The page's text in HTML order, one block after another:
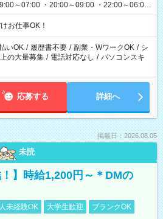
～07:00 ・20:00～09:00 ・22:00～06:00
お仕事OK！
いOK / 履歴書不要 / 副業・WワークOK / シ
の大量募集 / 電話対応なし / パソコンスキ
応募する 詳細へ
掲載日：2026.08.05
未読
！】時給1,200円～＊DMの
未経験OK 大学生歓迎
ブランクOK